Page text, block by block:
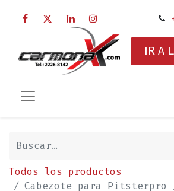
IR A
Todos los productos
Cabezote para Pitsterpro